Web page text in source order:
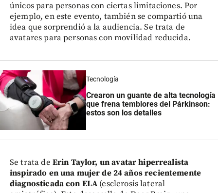
únicos para personas con ciertas limitaciones. Por
ejemplo, en este evento, también se compartió una
idea que sorprendió a la audiencia. Se trata de
avatares para personas con movilidad reducida.
Tecnología
Crearon un guante de alta tecnología
que frena temblores del Párkinson:
estos son los detalles
Se trata de Erin Taylor, un avatar hiperrealista
inspirado en una mujer de 24 años recientemente
diagnosticada con ELA(esclerosis lateral